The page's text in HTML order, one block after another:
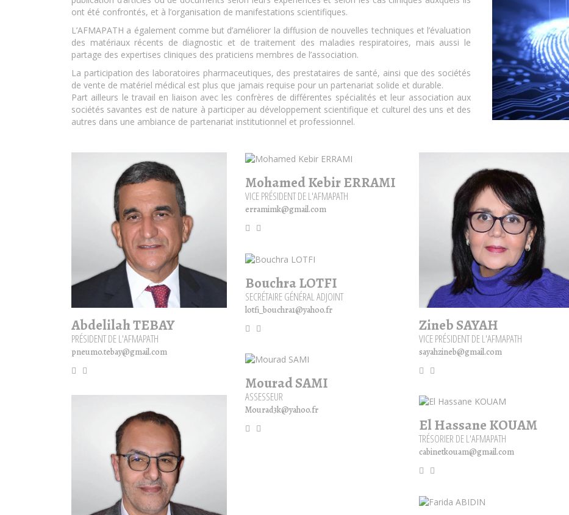
ont été confrontés, et à l’organisation de manifestations scientifiques.
L’AFMAPATH a également comme but d’améliorer la diffusion de nouvelles techniques et l’évaluation
des matériaux récents de diagnostic et de traitement des maladies respiratoires, mais aussi le
partage des expertises cliniques des praticiens membres de l’association.
La participation des laboratoires pharmaceutiques, des prestataires de santé, ainsi que des sociétés
de vente de matériel médical est plus que jamais requise pour un partenariat solide et durable.
Part ailleurs le travail en liaison avec les confrères de différentes spécialités et leur association aux
sociétés savantes est de nature à participer au développement scientifique et culturel des uns et des
autres dans une ambiance de partenariat institutionnel et professionnel.
Abdelilah TEBAY
PRÉSIDENT DE L'AFMAPATH
pneumo.tebay@gmail.com
Mohamed Kebir ERRAMI
VICE PRÉSIDENT DE L'AFMAPATH
erramimk@gmail.com
Bouchra LOTFI
SECRÉTAIRE GÉNÉRAL ADJOINT
lotfi_bouchra1@yahoo.fr
Mourad SAMI
ASSESSEUR
Mourad3k@yahoo.fr
Zineb SAYAH
VICE PRÉSIDENT DE L'AFMAPATH
sayahzineb@gmail.com
El Hassane KOUAM
TRÉSORIER DE L'AFMAPATH
cabinetkouam@gmail.com